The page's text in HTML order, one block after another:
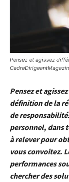
Pensez et agissez
Pensez et
définition de la
de
personnel, dans
à relever pour
vous convoitez.
performances
chercher des